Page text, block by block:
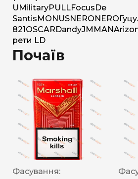
U MilitaryPULLFocus De
Santis MONUSNERO NERO
821 OSCAR DandyJM MAN
рети LD
Почаїв
Фасування: